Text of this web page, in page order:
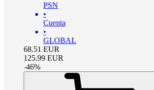
PSN
•
Cuenta
•
GLOBAL
68.51 EUR
125.99 EUR
-46%